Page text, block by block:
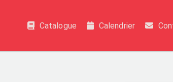
Catalogue Calendrier